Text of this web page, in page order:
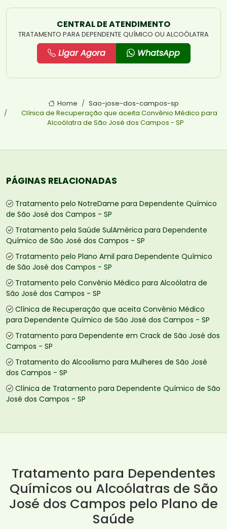
CENTRAL DE ATENDIMENTO
TRATAMENTO PARA DEPENDENTE QUÍMICO OU ALCOÓLATRA
Ligar Agora WhatsApp
Home
Sao-jose-dos-campos-sp
Clínica de Recuperação que aceita Convênio Médico para
Alcoólatra de São José dos Campos - SP
PÁGINAS RELACIONADAS
Tratamento pelo NotreDame para Dependente Químico
de São José dos Campos - SP
Tratamento pela Saúde SulAmérica para Dependente
Químico de São José dos Campos - SP
Tratamento pelo Plano Amil para Dependente Químico
de São José dos Campos - SP
Tratamento pelo Convênio Médico para Alcoólatra de
São José dos Campos - SP
Clínica de Recuperação que aceita Convênio Médico
para Dependente Químico de São José dos Campos - SP
Tratamento para Dependente em Crack de São José dos
Campos - SP
Tratamento do Alcoolismo para Mulheres de São José
dos Campos - SP
Clínica de Tratamento para Dependente Químico de São
José dos Campos - SP
Tratamento para Dependentes
Químicos ou Alcoólatras de São
José dos Campos pelo Plano de
Saúde